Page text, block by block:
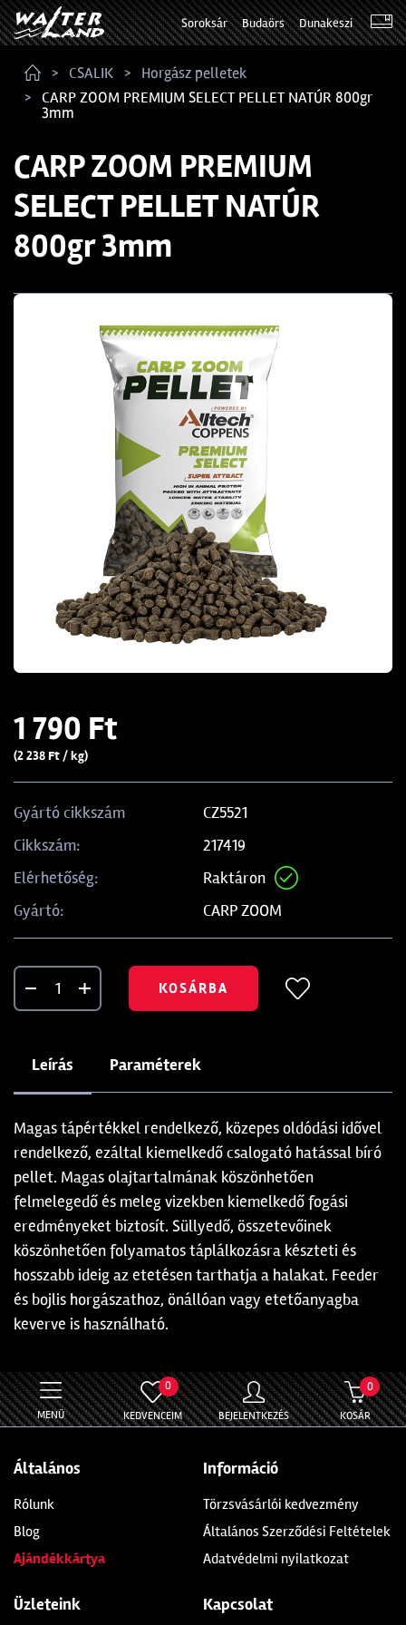
Soroksár Budaörs Dunakeszi
CSALIK
Horgász pelletek
CARP ZOOM PREMIUM SELECT PELLET NATÚR 800gr
3mm
CARP ZOOM PREMIUM
SELECT PELLET NATÚR
800gr 3mm
1 790 Ft
(2 238 Ft / kg)
Gyártó cikkszám
CZ5521
Cikkszám:
217419
Elérhetőség:
Raktáron
Gyártó:
CARP ZOOM
KOSÁRBA
Leírás Paraméterek
Magas tápértékkel rendelkező, közepes oldódási idővel
rendelkező, ezáltal kiemelkedő csalogató hatással bíró
pellet. Magas olajtartalmának köszönhetően
felmelegedő és meleg vizekben kiemelkedő fogási
eredményeket biztosít. Süllyedő, összetevőinek
köszönhetően folyamatos táplálkozásra készteti és
hosszabb ideig az etetésen tarthatja a halakat. Feeder
és bojlis horgászathoz, önállóan vagy etetőanyagba
keverve is használható.
MENÜ
0
KEDVENCEIM BEJELENTKEZÉS
0
KOSÁR
Általános
Rólunk
Blog
Ajándékkártya
Információ
Törzsvásárlói kedvezmény
Általános Szerződési Feltételek
Adatvédelmi nyilatkozat
Üzleteink Kapcsolat